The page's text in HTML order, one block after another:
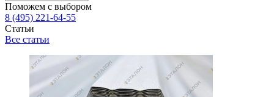
Поможем с выбором
8 (495) 221-64-55
Статьи
Все статьи